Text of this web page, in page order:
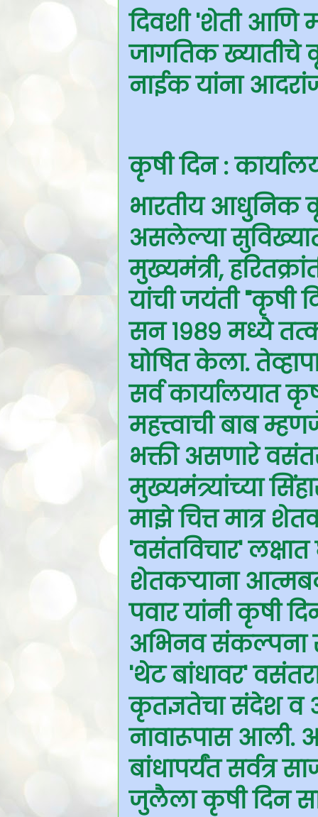
दिवशी 'शेती आणि
जागतिक ख्यातीचे
नाईक यांना
कृषी दिन :
भारतीय आधुुनिक
असलेल्या
मुख्यमंत्री,
यांची जयंती "कृषी
सन १९८९ मध्ये
घोषित केला.
सर्व कार्यालयात
महत्त्वाची बाब
भक्ती असणारे
मुख्यमंत्र्यांच्या
माझे चित्त मात्र
'वसंतविचार'
शेतकऱ्याना
पवार यांनी कृषी
अभिनव संकल्पना
'थेट बांधावर'
कृतज्ञतेचा संदेश व
नावारूपास आली.
बांधापर्यंत सर्वत्र
जुलैला कृषी दिन